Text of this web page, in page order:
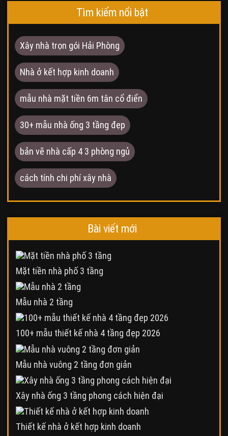
Tìm kiếm nổi bật
Xây nhà trọn gói Hải Phòng
Nhà ở kết hợp kinh doanh
mẫu nhà mặt tiền 6m tân cổ điển
30+ mẫu nhà ống 3 tầng đẹp
bản vẽ nhà cấp 4 3 phòng ngủ
cách tính chi phí xây nhà
Bài viết mới
Mặt tiền nhà phố 3 tầng
Mẫu nhà 2 tầng
100+ mẫu thiết kế nhà 4 tầng đẹp 2026
Mẫu nhà vuông 2 tầng đơn giản
Xây nhà ống 3 tầng phong cách hiện đại
Thiết kế nhà ở kết hợp kinh doanh